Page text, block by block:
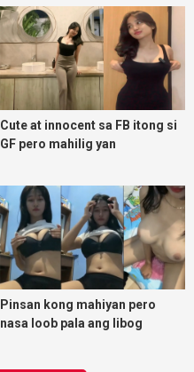
Cute at innocent sa FB itong si
GF pero mahilig yan
Pinsan kong mahiyan pero
nasa loob pala ang libog